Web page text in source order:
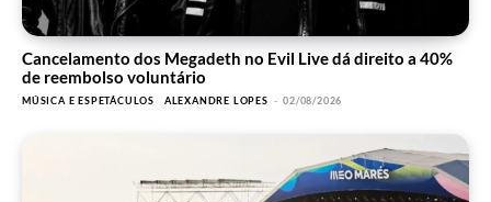
Cancelamento dos Megadeth no Evil Live dá direito a 40%
de reembolso voluntário
MÚSICA E ESPETÁCULOS ALEXANDRE LOPES - 02/08/2026